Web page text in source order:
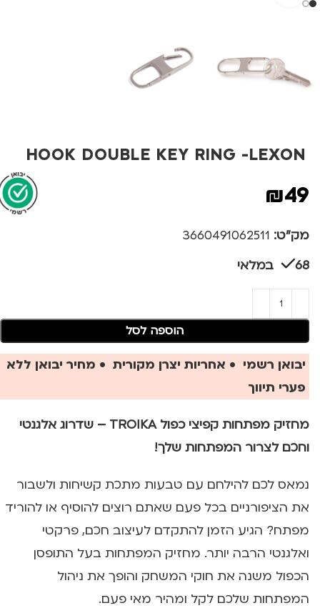
HOOK DOUBLE KEY RING -LEXON
₪49
מק"ט: 3660491062511
68 במלאי
הוספה לסל
יבואן רשמי • אחריות יצרן מקורית • מחיר יבואן ללא
פערי תיווך
מחזיק מפתחות קפיצי כפול TROIKA – שדרוג אלגנטי
וחכם לצרור המפתחות שלך!
נמאס לכם להילחם עם טבעות מתכת קשיחות ולשבור
את הציפורניים בכל פעם שאתם רוצים להוסיף או להוריד
מפתח? הגיע הזמן להתקדם לעיצוב חכם, פרקטי
ואלגנטי הרבה יותר. מחזיק המפתחות בעל התופסן
הכפול משנה את חוקי המשחק והופך את ניהול
המפתחות שלכם לקל ומהיר מאי פעם.